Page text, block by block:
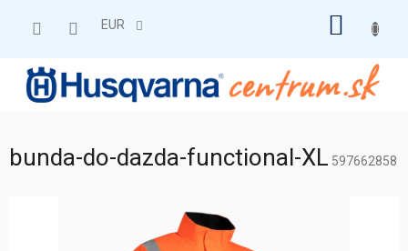
EUR
bunda-do-dazda-functional-XL 597662858